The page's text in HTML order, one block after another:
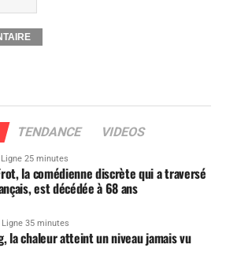
TENDANCE VIDEOS
Ligne 25 minutes
la comédienne discrète qui a traversé
est décédée à 68 ans
Ligne 35 minutes
la chaleur atteint un niveau jamais vu